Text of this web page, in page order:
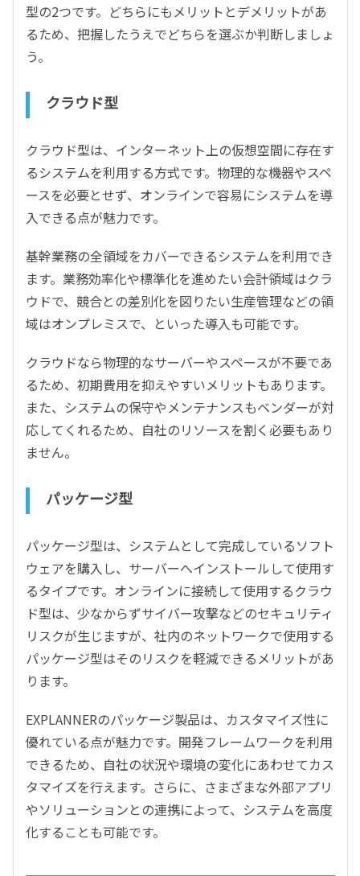
型の2つです。どちらにもメリットとデメリットがあ
るため、把握したうえでどちらを選ぶか判断しましょ
う。
クラウド型
クラウド型は、インターネット上の仮想空間に存在す
るシステムを利用する方式です。物理的な機器やスペ
ースを必要とせず、オンラインで容易にシステムを導
入できる点が魅力です。
基幹業務の全領域をカバーできるシステムを利用でき
ます。業務効率化や標準化を進めたい会計領域はクラ
ウドで、競合との差別化を図りたい生産管理などの領
域はオンプレミスで、といった導入も可能です。
クラウドなら物理的なサーバーやスペースが不要であ
るため、初期費用を抑えやすいメリットもあります。
また、システムの保守やメンテナンスもベンダーが対
応してくれるため、自社のリソースを割く必要もあり
ません。
パッケージ型
パッケージ型は、システムとして完成しているソフト
ウェアを購入し、サーバーへインストールして使用す
るタイプです。オンラインに接続して使用するクラウ
ド型は、少なからずサイバー攻撃などのセキュリティ
リスクが生じますが、社内のネットワークで使用する
パッケージ型はそのリスクを軽減できるメリットがあ
ります。
EXPLANNERのパッケージ製品は、カスタマイズ性に
優れている点が魅力です。開発フレームワークを利用
できるため、自社の状況や環境の変化にあわせてカス
タマイズを行えます。さらに、さまざまな外部アプリ
やソリューションとの連携によって、システムを高度
化することも可能です。